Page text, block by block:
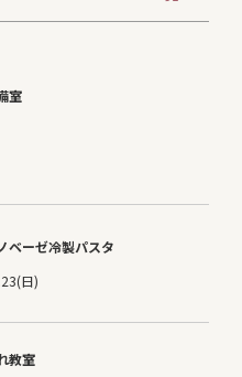
室
ベーゼ冷製パスタ
日)
教室